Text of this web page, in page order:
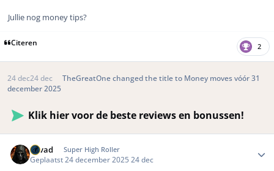
Jullie nog money tips?
Citeren 2
24 dec24 dec TheGreatOnechanged the title to Money moves vóór 31
december 2025
Klik hier voor de beste reviews en bonussen!
devad Super High Roller
Geplaatst24 december 202524 dec